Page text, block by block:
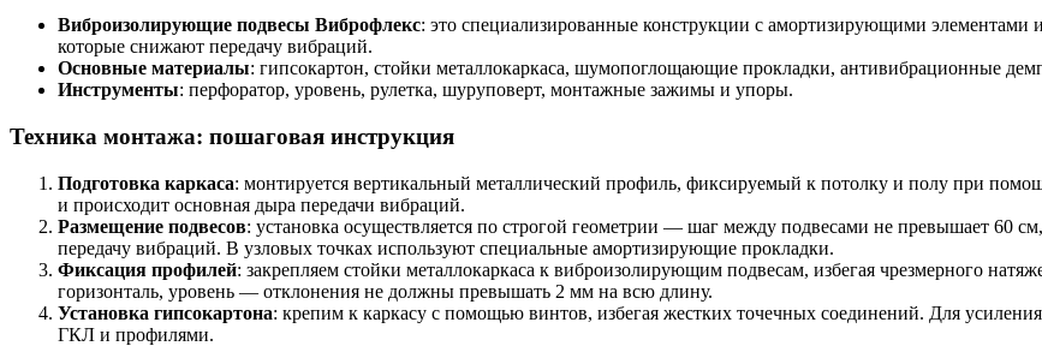
Виброизолирующие подвесы Виброфлекс: это специализированные конструкции с амортизирующими
которые снижают передачу вибраций.
Основные материалы: гипсокартон, стойки металлокаркаса, шумопоглощающие прокладки, антивибрационные
Инструменты: перфоратор, уровень, рулетка, шуруповерт, монтажные зажимы и упоры.
Техника монтажа: пошаговая инструкция
Подготовка каркаса: монтируется вертикальный металлический профиль, фиксируемый к потолку и полу при
и происходит основная дыра передачи вибраций.
Размещение подвесов: установка осуществляется по строгой геометрии — шаг между подвесами не превышает 60
передачу вибраций. В узловых точках используют специальные амортизирующие прокладки.
Фиксация профилей: закрепляем стойки металлокаркаса к виброизолирующим подвесам, избегая чрезмерного
горизонталь, уровень — отклонения не должны превышать 2 мм на всю длину.
Установка гипсокартона: крепим к каркасу с помощью винтов, избегая жестких точечных соединений. Для
ГКЛ и профилями.